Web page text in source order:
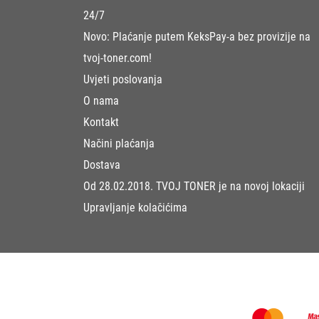
24/7
Novo: Plaćanje putem KeksPay-a bez provizije na
tvoj-toner.com!
Uvjeti poslovanja
O nama
Kontakt
Načini plaćanja
Dostava
Od 28.02.2018. TVOJ TONER je na novoj lokaciji
Upravljanje kolačićima